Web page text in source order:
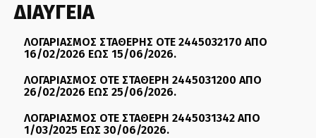
ΔΙΑΥΓΕΙΑ
ΛΟΓΑΡΙΑΣΜΟΣ ΣΤΑΘΕΡΗΣ ΟΤΕ 2445032170 ΑΠΟ
16/02/2026 ΕΩΣ 15/06/2026.
ΛΟΓΑΡΙΑΣΜΟΣ ΟΤΕ ΣΤΑΘΕΡΗ 2445031200 ΑΠΟ
26/02/2026 ΕΩΣ 25/06/2026.
ΛΟΓΑΡΙΑΣΜΟΣ ΟΤΕ ΣΤΑΘΕΡΗ 2445031342 ΑΠΟ
1/03/2025 ΕΩΣ 30/06/2026.